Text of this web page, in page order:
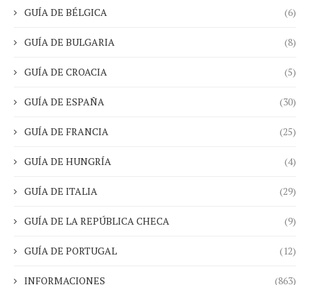
GUÍA DE BÉLGICA (6)
GUÍA DE BULGARIA (8)
GUÍA DE CROACIA (5)
GUÍA DE ESPAÑA (30)
GUÍA DE FRANCIA (25)
GUÍA DE HUNGRÍA (4)
GUÍA DE ITALIA (29)
GUÍA DE LA REPÚBLICA CHECA (9)
GUÍA DE PORTUGAL (12)
INFORMACIONES (863)